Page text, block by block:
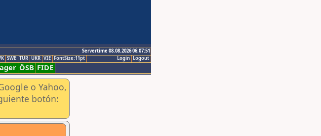
Servertime 08.08.2026 06:07:51
Logout
Login
SWE TUR UKR VIE FontSize:11pt
ÖSB FIDE
o Yahoo,
botón: